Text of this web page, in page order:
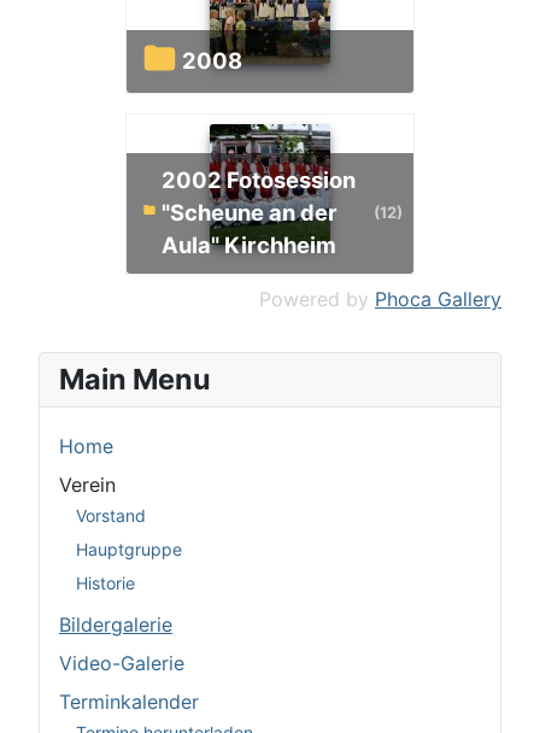
2008
2002 Fotosession
"Scheune an der
Aula" Kirchheim
(12)
Powered by Phoca Gallery
Main Menu
Home
Verein
Vorstand
Hauptgruppe
Historie
Bildergalerie
Video-Galerie
Terminkalender